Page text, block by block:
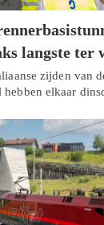
langste ter
zijden van
hebben elkaar